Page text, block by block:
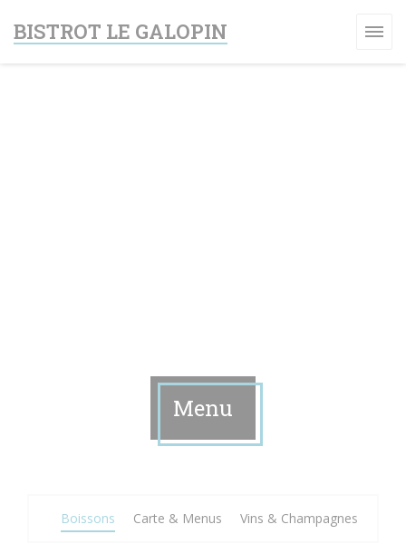
BISTROT LE GALOPIN
Menu
Boissons Carte & Menus Vins & Champagnes